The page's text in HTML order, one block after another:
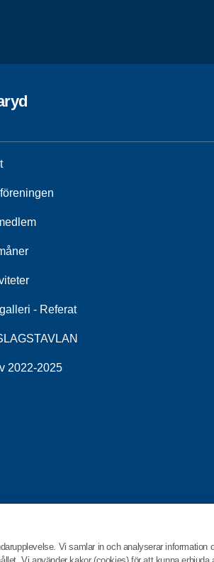
Vi samlar in och analyserar information
- Referat
2022-2025